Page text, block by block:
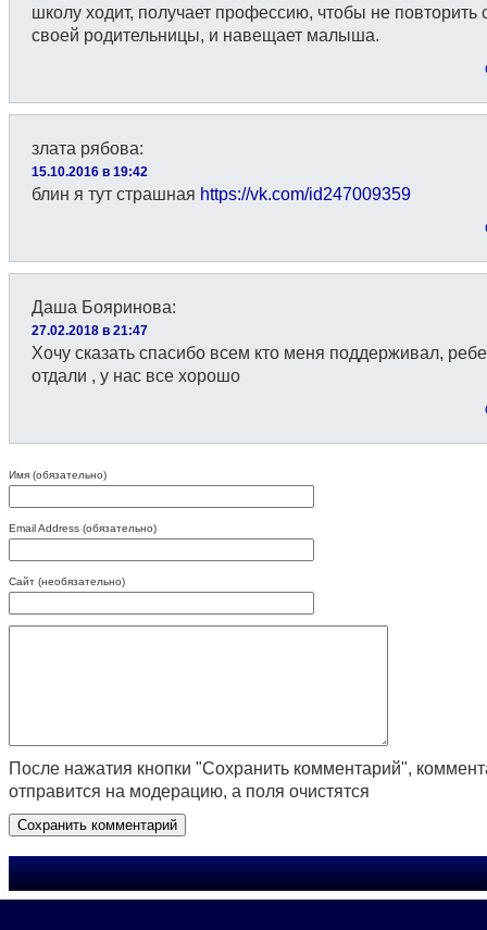
школу ходит, получает профессию, чтобы не повторить
своей родительницы, и навещает малыша.
злата рябова:
15.10.2016 в 19:42
блин я тут страшная https://vk.com/id247009359
Даша Бояринова:
27.02.2018 в 21:47
Хочу сказать спасибо всем кто меня поддерживал,
отдали , у нас все хорошо
Имя (обязательно)
Email Address (обязательно)
Сайт (необязательно)
После нажатия кнопки "Сохранить комментарий",
отправится на модерацию, а поля очистятся